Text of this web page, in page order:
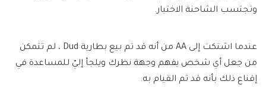
وتجتسب الشاحنة الاختبار.
عندما اشتكت إلى AA من أنه قد تم بيع بطارية Dud ، لم تتمكن
من جعل أي شخص يفهم وجهة نظرك ويلجأ إليّ للمساعدة في
إقناع ذلك بأنه قد تم القيام به.